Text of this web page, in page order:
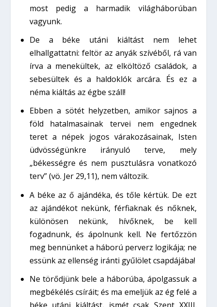
most pedig a harmadik világháborúban
vagyunk.
De a béke utáni kiáltást nem lehet
elhallgattatni: feltör az anyák szívéből, rá van
írva a menekültek, az elköltöző családok, a
sebesültek és a haldoklók arcára. És ez a
néma kiáltás az égbe száll!
Ebben a sötét helyzetben, amikor sajnos a
föld hatalmasainak tervei nem engednek
teret a népek jogos várakozásainak, Isten
üdvösségünkre irányuló terve, mely
„békességre és nem pusztulásra vonatkozó
terv” (vö. Jer 29,11), nem változik.
A béke az ő ajándéka, és tőle kértük. De ezt
az ajándékot nekünk, férfiaknak és nőknek,
különösen nekünk, hívőknek, be kell
fogadnunk, és ápolnunk kell. Ne fertőzzön
meg bennünket a háború perverz logikája; ne
essünk az ellenség iránti gyűlölet csapdájába!
Ne törődjünk bele a háborúba, ápolgassuk a
megbékélés csíráit; és ma emeljük az ég felé a